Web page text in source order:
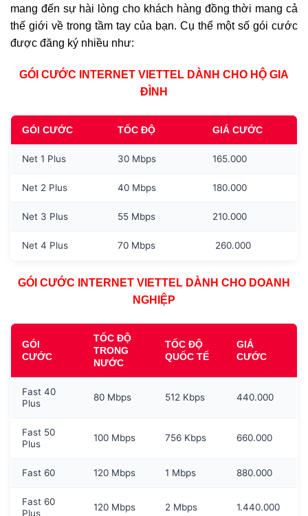
mang đến sự hài lòng cho khách hàng đồng thời mang cả
thế giới về trong tầm tay của bạn. Cụ thể một số gói cước
được đăng ký nhiều như:
GÓI CƯỚC INTERNET VIETTEL DÀNH CHO HỘ GIA
ĐÌNH
GÓI CƯỚC TỐC ĐỘ GIÁ CƯỚC
Net 1 Plus 30 Mbps 165.000
Net 2 Plus 40 Mbps 180.000
Net 3 Plus 55 Mbps 210.000
Net 4 Plus 70 Mbps 260.000
GÓI CƯỚC INTERNET VIETTEL DÀNH CHO DOANH
NGHIỆP
GÓI
CƯỚC
TỐC ĐỘ
TRONG
NƯỚC
TỐC ĐỘ
QUỐC TẾ
GIÁ
CƯỚC
Fast 40
Plus
80 Mbps 512 Kbps 440.000
Fast 50
Plus
100 Mbps 756 Kbps 660.000
Fast 60 120 Mbps 1 Mbps 880.000
Fast 60
Plus
120 Mbps 2 Mbps 1.440.000